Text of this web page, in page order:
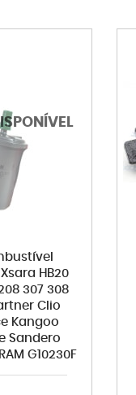
HB20
307 308
Clio
Kangoo
Sandero
G10230F